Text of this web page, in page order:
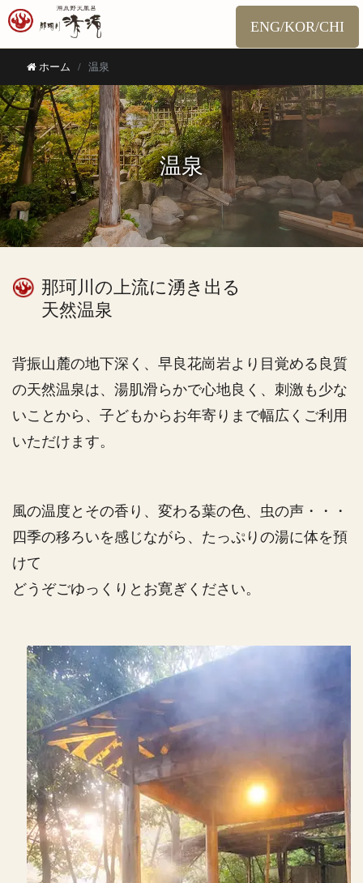
ENG/KOR/CHI
ホーム 温泉
温泉
那珂川の上流に湧き出る
天然温泉
背振山麓の地下深く、早良花崗岩より目覚める良質
の天然温泉は、湯肌滑らかで心地良く、刺激も少な
いことから、子どもからお年寄りまで幅広くご利用
いただけます。
風の温度とその香り、変わる葉の色、虫の声・・・
四季の移ろいを感じながら、たっぷりの湯に体を預
けて
どうぞごゆっくりとお寛ぎください。